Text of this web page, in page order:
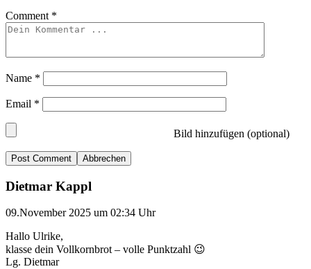
Comment *
Name *
Email *
Bild hinzufügen (optional)
Abbrechen
Dietmar Kappl
09.November 2025 um 02:34 Uhr
Hallo Ulrike,
klasse dein Vollkornbrot – volle Punktzahl 😉
Lg. Dietmar